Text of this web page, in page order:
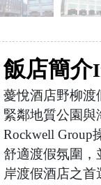
飯店簡介
薆悅酒店野柳渡
緊鄰地質公園與
Rockwell Group
舒適渡假氛圍，
岸渡假酒店之